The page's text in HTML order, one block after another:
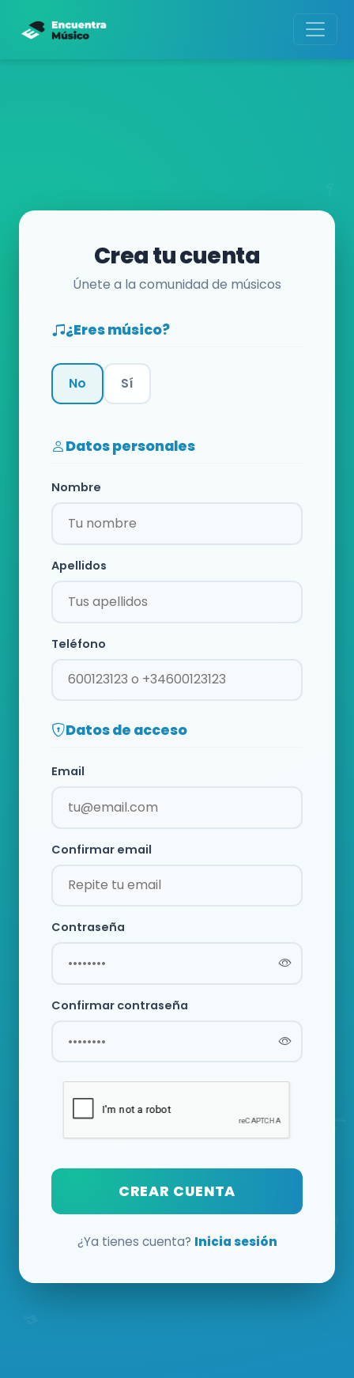
Crea tu cuenta
Únete a la comunidad de músicos
¿Eres músico?
No Sí
Datos personales
Nombre
Apellidos
Teléfono
Datos de acceso
Email
Confirmar email
Contraseña
Confirmar contraseña
CREAR CUENTA
¿Ya tienes cuenta? Inicia sesión